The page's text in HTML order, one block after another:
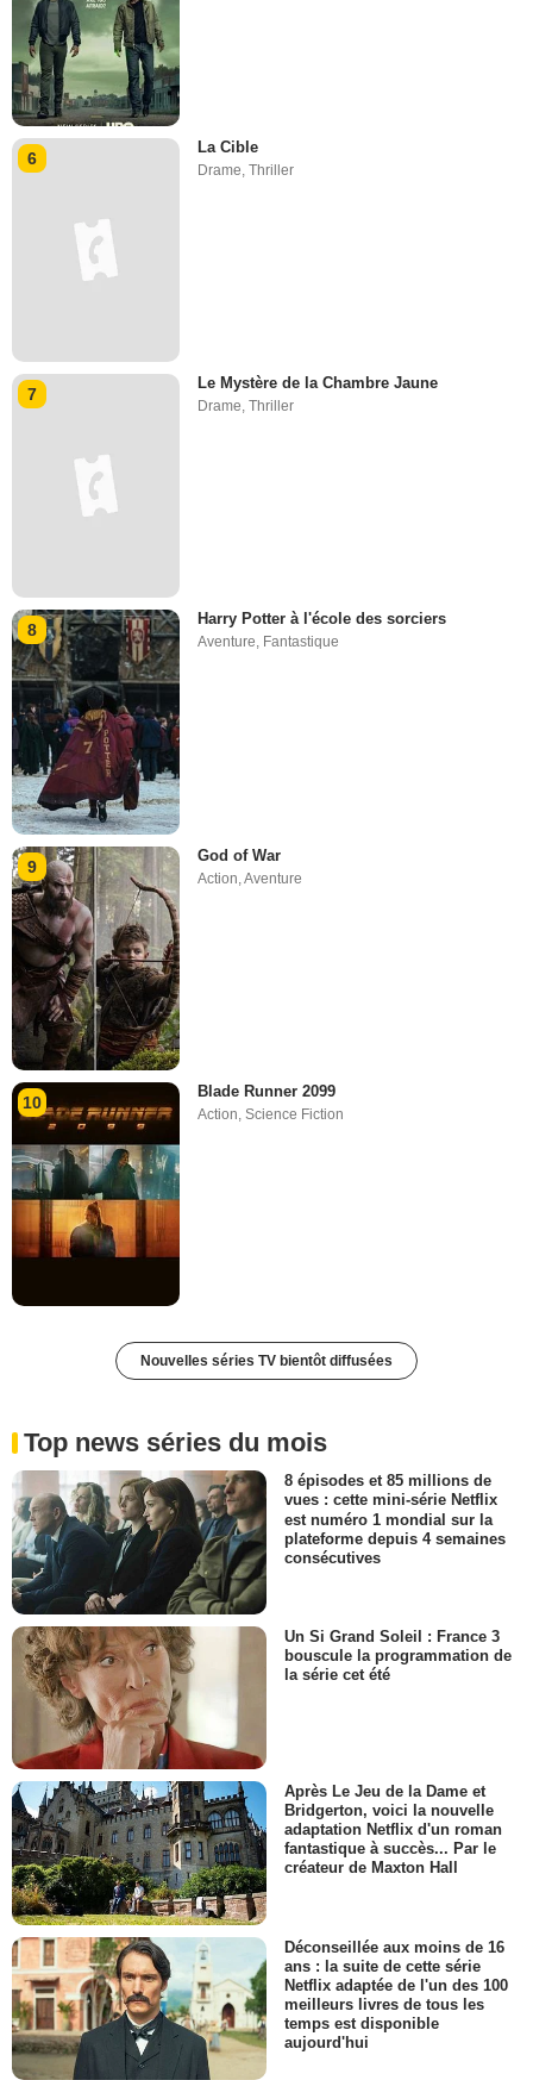
6
La Cible
Drame,Thriller
7
Le Mystère de la Chambre Jaune
Drame,Thriller
8
Harry Potter à l'école des sorciers
Aventure, Fantastique
9
God of War
Action ,Aventure
10
Blade Runner 2099
Action,Science Fiction
Nouvelles séries TV bientôt diffusées
Top news séries du mois
8 épisodes et 85 millions de
vues : cette mini-série Netflix
est numéro 1 mondial sur la
plateforme depuis 4 semaines
consécutives
Un Si Grand Soleil : France 3
bouscule la programmation de
la série cet été
Après Le Jeu de la Dame et
Bridgerton, voici la nouvelle
adaptation Netflix d'un roman
fantastique à succès... Par le
créateur de Maxton Hall
Déconseillée aux moins de 16
ans : la suite de cette série
Netflix adaptée de l'un des 100
meilleurs livres de tous les
temps est disponible
aujourd'hui